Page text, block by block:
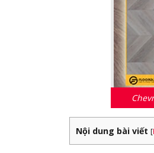
Nội dung bài viết [